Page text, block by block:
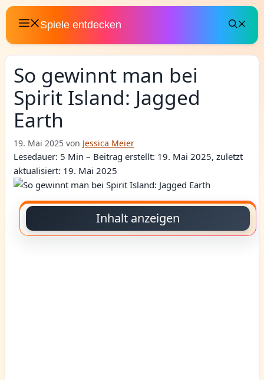
Zum
Inhalt
springen
Spiele entdecken
So gewinnt man bei
Spirit Island: Jagged
Earth
19. Mai 2025 von Jessica Meier
Lesedauer: 5 Min – Beitrag erstellt: 19. Mai 2025, zuletzt
aktualisiert: 19. Mai 2025
Inhalt anzeigen